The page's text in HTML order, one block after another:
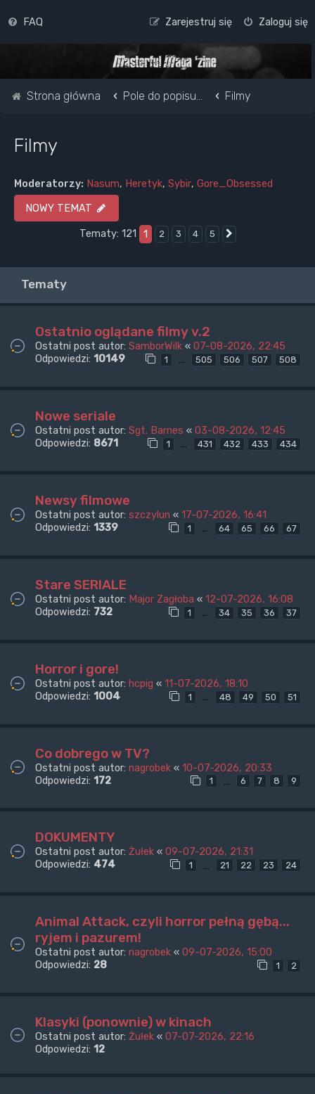
FAQ Zaloguj się
Zarejestruj się
Strona główna Pole do popisu... Filmy
Filmy
Moderatorzy: Nasum, Heretyk, Sybir, Gore_Obsessed
NOWY TEMAT
Tematy: 121
1 2 3 4 5
Tematy
Ostatnio oglądane filmy v.2
Ostatni post autor: SamborWilk « 07-08-2026, 22:45
Odpowiedzi: 10149 1 … 505 506 507 508
Nowe seriale
Ostatni post autor: Sgt. Barnes « 03-08-2026, 12:45
Odpowiedzi: 8671 1 … 431 432 433 434
Newsy filmowe
Ostatni post autor: szczylun « 17-07-2026, 16:41
Odpowiedzi: 1339 1 … 64 65 66 67
Stare SERIALE
Ostatni post autor: Major Zagłoba « 12-07-2026, 16:08
Odpowiedzi: 732 1 … 34 35 36 37
Horror i gore!
Ostatni post autor: hcpig « 11-07-2026, 18:10
Odpowiedzi: 1004 1 … 48 49 50 51
Co dobrego w TV?
Ostatni post autor: nagrobek « 10-07-2026, 20:33
Odpowiedzi: 172 1 … 6 7 8 9
DOKUMENTY
Ostatni post autor: Żułek « 09-07-2026, 21:31
Odpowiedzi: 474 1 … 21 22 23 24
Animal Attack, czyli horror pełną gębą...
ryjem i pazurem!
Ostatni post autor: nagrobek « 09-07-2026, 15:00
Odpowiedzi: 28 1 2
Klasyki (ponownie) w kinach
Ostatni post autor: Żułek « 07-07-2026, 22:16
Odpowiedzi: 12